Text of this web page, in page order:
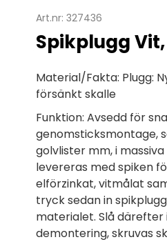
Art.nr: 327436
Spikplugg
Material/Fakta: Plugg:
försänkt skalle
Funktion: Avsedd för
genomsticksmontage,
golvlister mm, i
levereras med spiken
elförzinkat, vitmålat
tryck sedan in
materialet. Slå därefter
demontering, skruvas